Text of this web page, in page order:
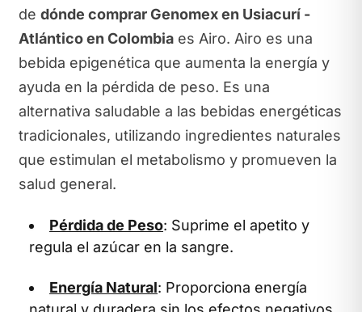
de dónde comprar Genomex en Usiacurí -
Atlántico en Colombiaes Airo. Airo es una
bebida epigenética que aumenta la energía y
ayuda en la pérdida de peso. Es una
alternativa saludable a las bebidas energéticas
tradicionales, utilizando ingredientes naturales
que estimulan el metabolismo y promueven la
salud general.
Pérdida de Peso: Suprime el apetito y
regula el azúcar en la sangre.
Energía Natural: Proporciona energía